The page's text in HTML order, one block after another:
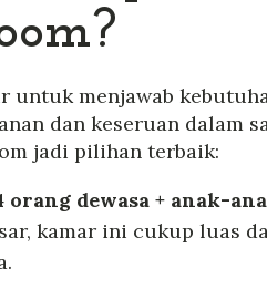
untuk menjawab
dan keseruan dalam
jadi pilihan terbaik:
orang dewasa + anak-
kamar ini cukup luas